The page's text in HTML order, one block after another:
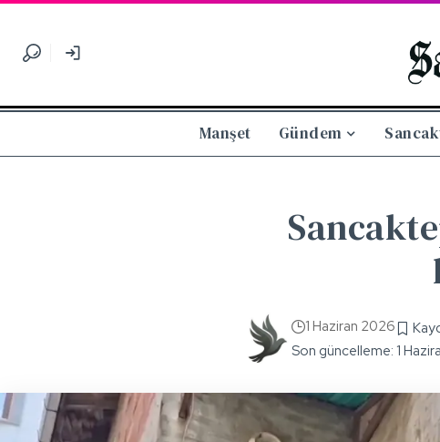
Manşet Gündem
Son güncelleme: 1
1 Haziran 2026